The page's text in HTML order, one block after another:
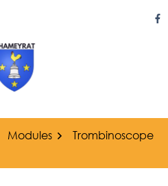
Modules
Trombinoscope